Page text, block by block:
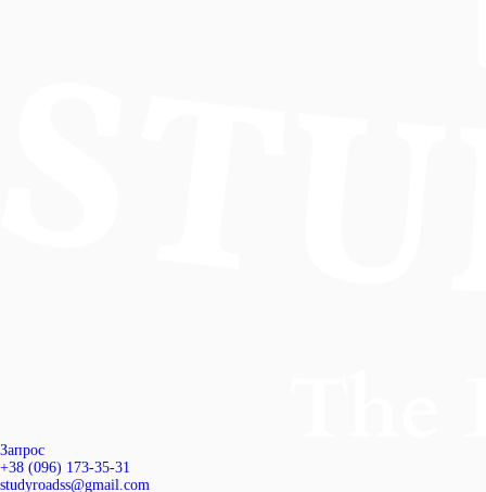
Запрос
+38 (096) 173-35-31
studyroadss@gmail.com